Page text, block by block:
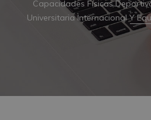
Capacidades Físicas
Universitaria Internacional Y